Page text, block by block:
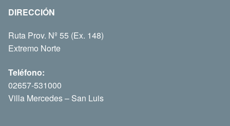
DIRECCIÓN
Ruta Prov. Nº 55 (Ex. 148)
Extremo Norte
Teléfono:
02657-531000
Villa Mercedes – San Luis